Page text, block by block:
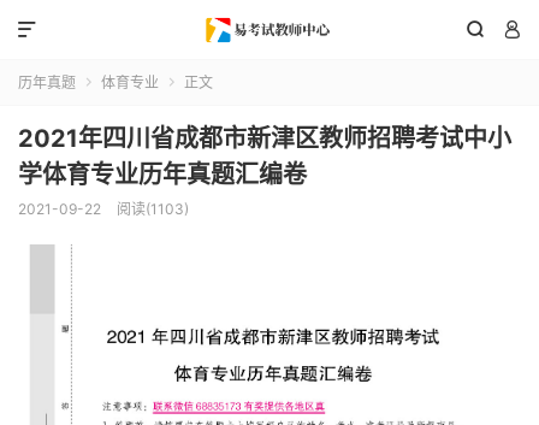
 

历年真题  体育专业  正文
2021年四川省成都市新津区教师招聘考试中小
学体育专业历年真题汇编卷
2021-09-22 阅读(1103)